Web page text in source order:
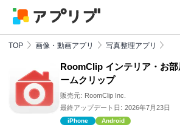
TOP 画像・動画アプリ 写真整理アプリ
RoomClip インテリア・お
ームクリップ
販売元: RoomClip Inc.
最終アップデート日: 2026年7月23日
iPhone Android